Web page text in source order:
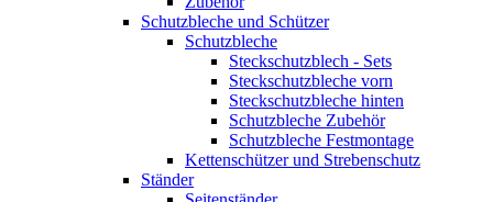
Schutzbleche und Schützer
Schutzbleche
Steckschutzblech - Sets
Steckschutzbleche vorn
Steckschutzbleche hinten
Schutzbleche Zubehör
Schutzbleche Festmontage
Kettenschützer und Strebenschutz
Ständer